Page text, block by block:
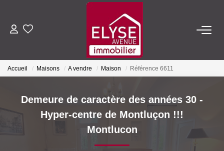
ACHETER
ESTIMER
Accueil Maisons A vendre Maison Référence 6611
Demeure de caractère des années 30 -
Hyper-centre de Montluçon !!!
Montlucon